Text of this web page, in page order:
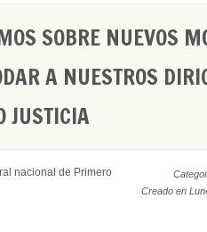
SOBRE NUEVOS
A NUESTROS
JUSTICIA
Creado en
nacional de Primero